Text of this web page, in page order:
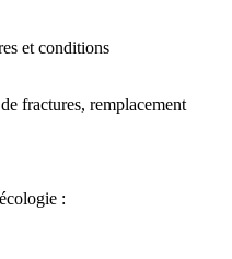
et conditions
fractures, remplacement
: